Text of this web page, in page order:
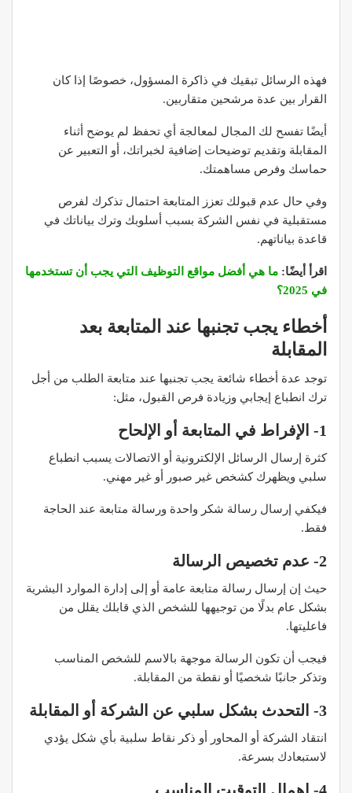
فهذه الرسائل تبقيك في ذاكرة المسؤول، خصوصًا إذا كان
القرار بين عدة مرشحين متقاربين.​
أيضًا تفسح لك المجال لمعالجة أي تحفظ لم يوضح أثناء
المقابلة وتقديم توضيحات إضافية لخبراتك، أو التعبير عن
حماسك وفرص مساهمتك.
وفي حال عدم قبولك تعزز المتابعة احتمال تذكرك لفرص
مستقبلية في نفس الشركة بسبب أسلوبك وترك بياناتك في
قاعدة بياناتهم.
اقرأ أيضًا: ما هي أفضل مواقع التوظيف التي يجب أن تستخدمها
في 2025؟
أخطاء يجب تجنبها عند المتابعة بعد
المقابلة
توجد عدة أخطاء شائعة يجب تجنبها عند متابعة الطلب من أجل
ترك انطباع إيجابي وزيادة فرص القبول، مثل:
1- الإفراط في المتابعة أو الإلحاح
كثرة إرسال الرسائل الإلكترونية أو الاتصالات يسبب انطباع
سلبي ويظهرك كشخص غير صبور أو غير مهني.
فيكفي إرسال رسالة شكر واحدة ورسالة متابعة عند الحاجة
فقط.
2- عدم تخصيص الرسالة
حيث إن إرسال رسالة متابعة عامة أو إلى إدارة الموارد البشرية
بشكل عام بدلًا من توجيهها للشخص الذي قابلك يقلل من
فاعليتها.
فيجب أن تكون الرسالة موجهة بالاسم للشخص المناسب
وتذكر جانبًا شخصيًا أو نقطة من المقابلة.
3- التحدث بشكل سلبي عن الشركة أو المقابلة
انتقاد الشركة أو المحاور أو ذكر نقاط سلبية بأي شكل يؤدي
لاستبعادك بسرعة.